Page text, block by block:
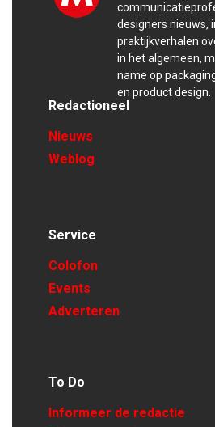
designers nieuws,
praktijkverhalen
in het algemeen,
name op
en product design.
Redactioneel
Nieuws
Weblog
Service
Colofon
Events
Adverteren
To Do
Informeer de redactie